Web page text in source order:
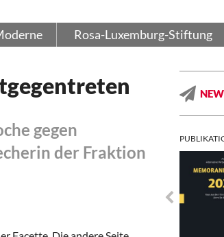
Rosa-Luxemburg-Stiftung
gegen
der Fraktion
Solidarisches EUropa -